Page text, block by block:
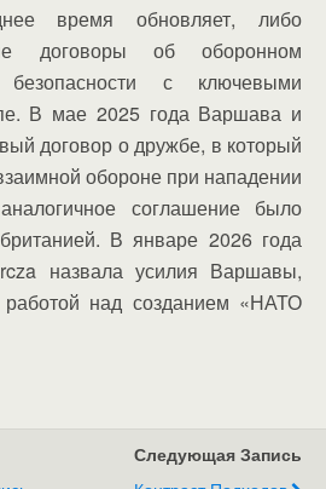
время обновляет, либо
договоры об оборонном
безопасности с ключевыми
В мае 2025 года Варшава и
договор о дружбе, в который
обороне при нападении
соглашение было
В январе 2026 года
назвала усилия Варшавы,
над созданием «НАТО
Следующая Запись